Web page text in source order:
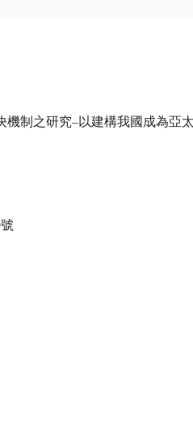
制之研究–以建構我國成為亞